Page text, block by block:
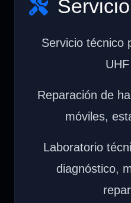
Servicio técnico
Reparación de
móviles,
Laboratorio
diagnóstico,